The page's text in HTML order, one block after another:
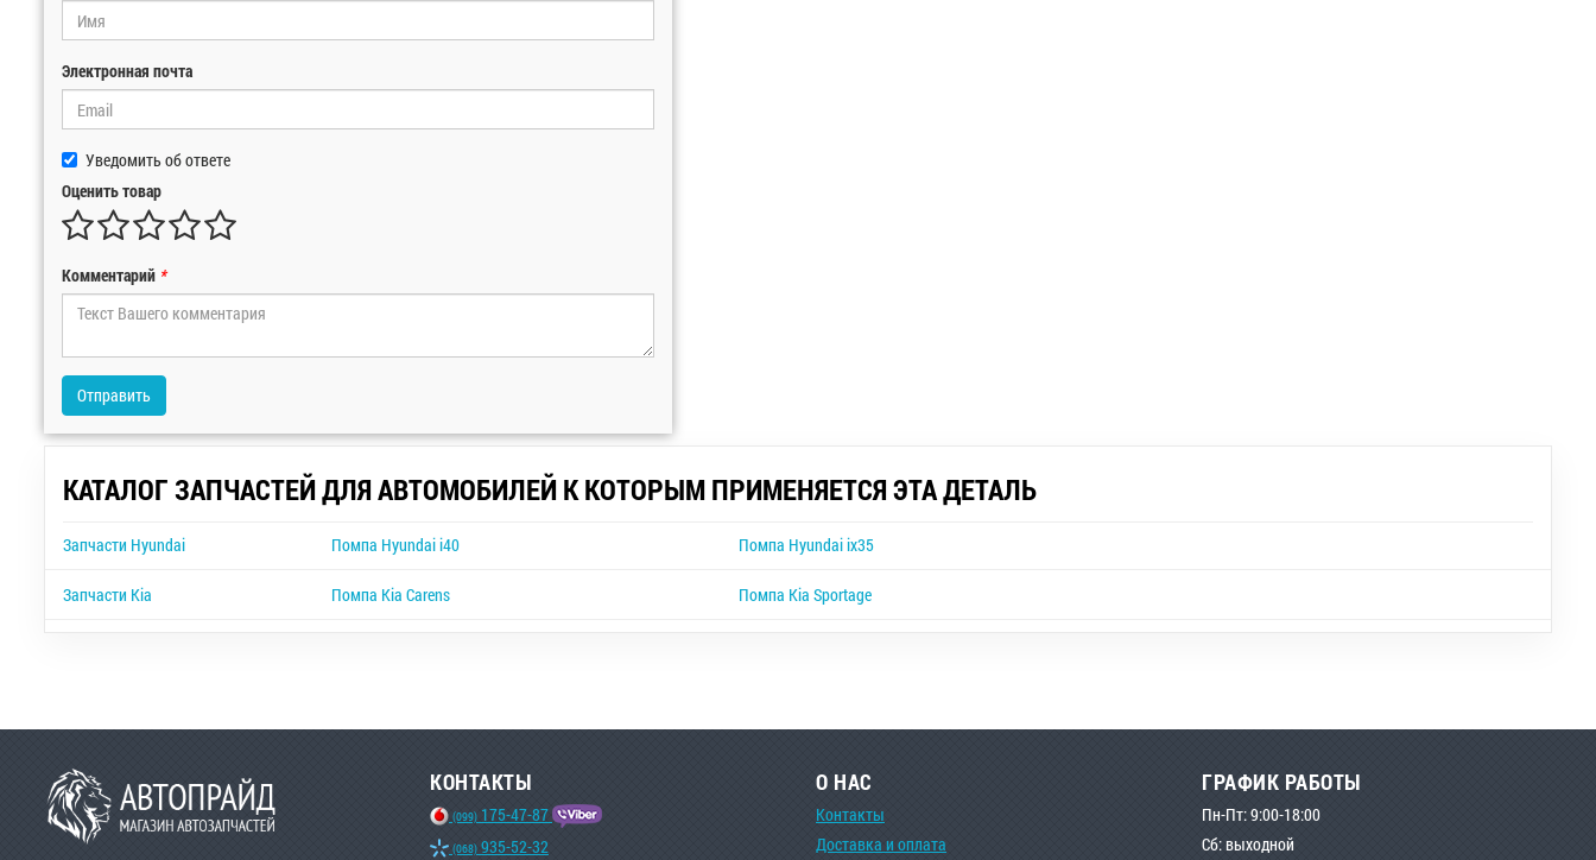
Электронная почта
Уведомить об ответе
Оценить товар
Комментарий *
Отправить
КАТАЛОГ ЗАПЧАСТЕЙ ДЛЯ АВТОМОБИЛЕЙ К КОТОРЫМ ПРИМЕНЯЕТСЯ ЭТА ДЕТАЛЬ
Запчасти Hyundai Помпа Hyundai i40 Помпа Hyundai ix35
Запчасти Kia Помпа Kia Carens Помпа Kia Sportage
КОНТАКТЫ
(099) 175-47-87
(068) 935-52-32
О НАС
Контакты
Доставка и оплата
ГРАФИК РАБОТЫ
Пн-Пт: 9:00-18:00
Сб: выходной